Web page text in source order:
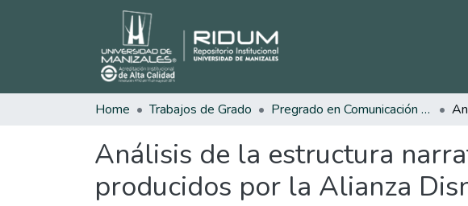
Home Trabajos de Grado Pregrado en Comunicación Social y Periodismo
Análisis de la estructura
producidos por la Alianza